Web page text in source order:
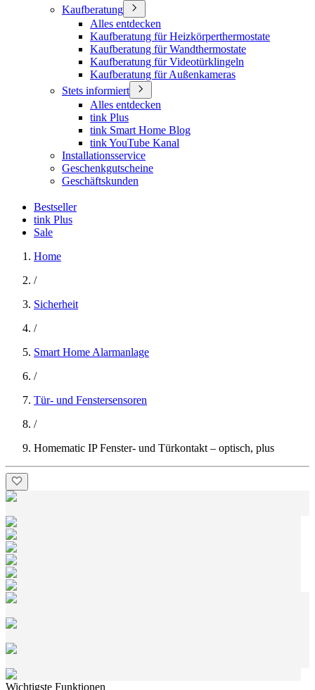
Kaufberatung
Alles entdecken
Kaufberatung für Heizkörperthermostate
Kaufberatung für Wandthermostate
Kaufberatung für Videotürklingeln
Kaufberatung für Außenkameras
Stets informiert
Alles entdecken
tink Plus
tink Smart Home Blog
tink YouTube Kanal
Installationsservice
Geschenkgutscheine
Geschäftskunden
Bestseller
tink Plus
Sale
Home
/
Sicherheit
/
Smart Home Alarmanlage
/
Tür- und Fenstersensoren
/
Homematic IP Fenster- und Türkontakt – optisch, plus
Wichtigste Funktionen